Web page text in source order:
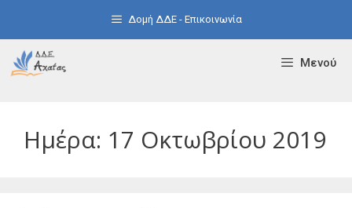
Δομή ΔΔΕ - Επικοινωνία
Μενού
Ημέρα: 17 Οκτωβρίου 2019